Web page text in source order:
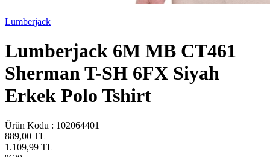
Lumberjack
Lumberjack 6M MB CT461
Sherman T-SH 6FX Siyah
Erkek Polo Tshirt
Ürün Kodu : 102064401
889,00 TL
1.109,99 TL